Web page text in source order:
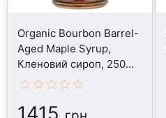
Organic Bourbon Barrel-
Aged Maple Syrup,
Кленовий сироп, 250
мл